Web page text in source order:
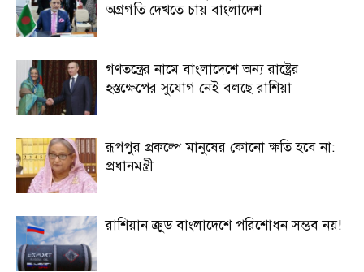
অগ্রগতি দেখতে চায় বাংলাদেশ
গণতন্ত্রের নামে বাংলাদেশে অন্য রাষ্ট্রের
হস্তক্ষেপের সুযোগ নেই বলছে রাশিয়া
রূপপুর প্রকল্পে মানুষের কোনো ক্ষতি হবে না:
প্রধানমন্ত্রী
রাশিয়ান ক্রুড বাংলাদেশে পরিশোধন সম্ভব নয়!